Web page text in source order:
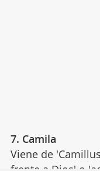
7. Camila
Viene de